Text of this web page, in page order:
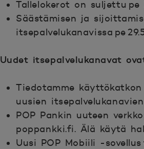
Tallelokerot on suljettu pe
Säästämisen ja
itsepalvelukanavissa pe
Uudet itsepalvelukanavat
Tiedotamme
Avautuu uuteen ikkunaan.
uusien
POP Pankin uuteen
poppankki.fi. Älä käytä
Uusi POP Mobiili -